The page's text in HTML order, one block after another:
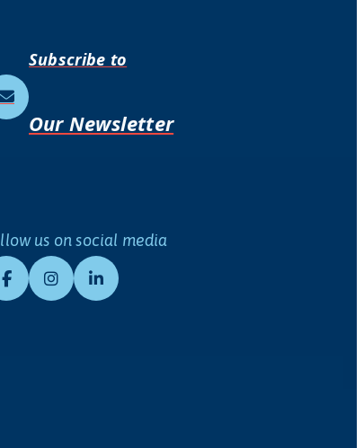
Subscribe to
Our Newsletter
us on social media